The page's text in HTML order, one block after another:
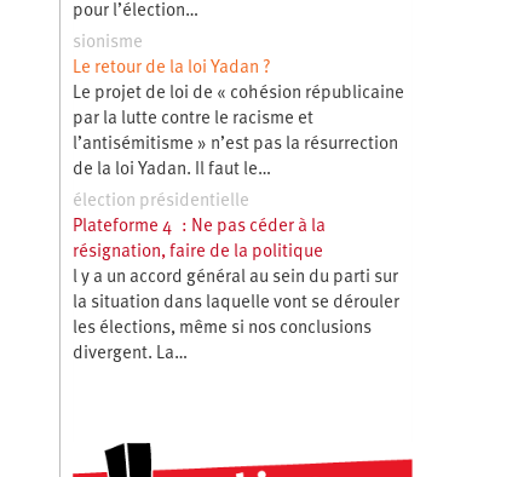
pour l’élection…
sionisme
Le retour de la loi Yadan ?
Le projet de loi de « cohésion républicaine
par la lutte contre le racisme et
l’antisémitisme » n’est pas la résurrection
de la loi Yadan. Il faut le…
élection présidentielle
Plateforme 4 : Ne pas céder à la
résignation, faire de la politique
l y a un accord général au sein du parti sur
la situation dans laquelle vont se dérouler
les élections, même si nos conclusions
divergent. La…